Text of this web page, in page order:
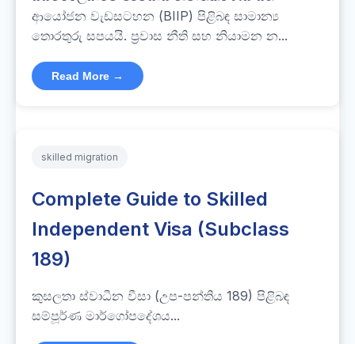
ආයෝජන වැඩසටහන (BIIP) පිළිබඳ සාමාන්‍ය
තොරතුරු සපයයි. ප්‍රවාස නීති සහ නියාමන න...
Read More →
skilled migration
Complete Guide to Skilled
Independent Visa (Subclass
189)
කුසලතා ස්වාධීන වීසා (උප-පන්තිය 189) පිළිබඳ
සම්පූර්ණ මාර්ගෝපදේශය...